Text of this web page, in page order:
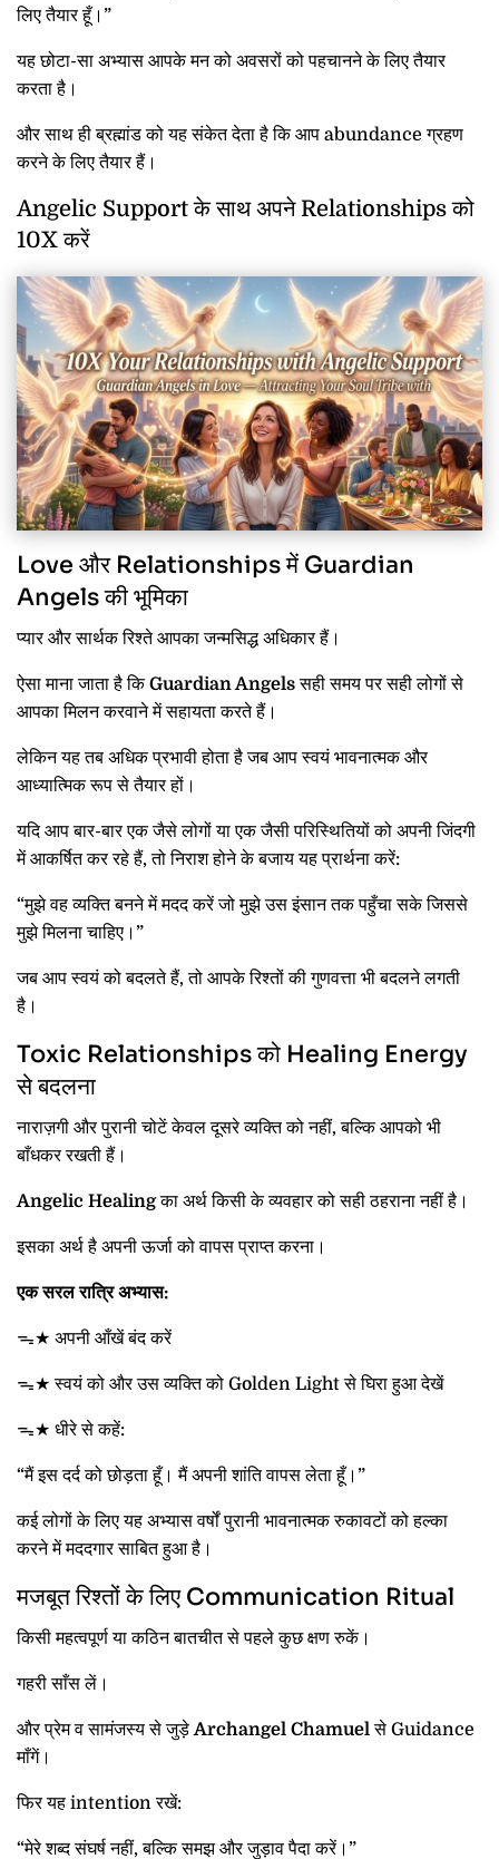
लिए तैयार हूँ।”
यह छोटा-सा अभ्यास आपके मन को अवसरों को पहचानने के लिए तैयार
करता है।
और साथ ही ब्रह्मांड को यह संकेत देता है कि आप abundance ग्रहण
करने के लिए तैयार हैं।
Angelic Support के साथ अपने Relationships को
10X करें
Love और Relationships में Guardian
Angels की भूमिका
प्यार और सार्थक रिश्ते आपका जन्मसिद्ध अधिकार हैं।
ऐसा माना जाता है किGuardian Angelsसही समय पर सही लोगों से
आपका मिलन करवाने में सहायता करते हैं।
लेकिन यह तब अधिक प्रभावी होता है जब आप स्वयं भावनात्मक और
आध्यात्मिक रूप से तैयार हों।
यदि आप बार-बार एक जैसे लोगों या एक जैसी परिस्थितियों को अपनी जिंदगी
में आकर्षित कर रहे हैं, तो निराश होने के बजाय यह प्रार्थना करें:
“मुझे वह व्यक्ति बनने में मदद करें जो मुझे उस इंसान तक पहुँचा सके जिससे
मुझे मिलना चाहिए।”
जब आप स्वयं को बदलते हैं, तो आपके रिश्तों की गुणवत्ता भी बदलने लगती
है।
Toxic Relationships को Healing Energy
से बदलना
नाराज़गी और पुरानी चोटें केवल दूसरे व्यक्ति को नहीं, बल्कि आपको भी
बाँधकर रखती हैं।
Angelic Healingका अर्थ किसी के व्यवहार को सही ठहराना नहीं है।
इसका अर्थ है अपनी ऊर्जा को वापस प्राप्त करना।
एक सरल रात्रि अभ्यास:
ᯓ★ अपनी आँखें बंद करें
ᯓ★ स्वयं को और उस व्यक्ति को Golden Light से घिरा हुआ देखें
ᯓ★ धीरे से कहें:
“मैं इस दर्द को छोड़ता हूँ। मैं अपनी शांति वापस लेता हूँ।”
कई लोगों के लिए यह अभ्यास वर्षों पुरानी भावनात्मक रुकावटों को हल्का
करने में मददगार साबित हुआ है।
मजबूत रिश्तों के लिए Communication Ritual
किसी महत्वपूर्ण या कठिन बातचीत से पहले कुछ क्षण रुकें।
गहरी साँस लें।
और प्रेम व सामंजस्य से जुड़ेArchangel Chamuelसे Guidance
माँगें।
फिर यह intention रखें:
“मेरे शब्द संघर्ष नहीं, बल्कि समझ और जुड़ाव पैदा करें।”